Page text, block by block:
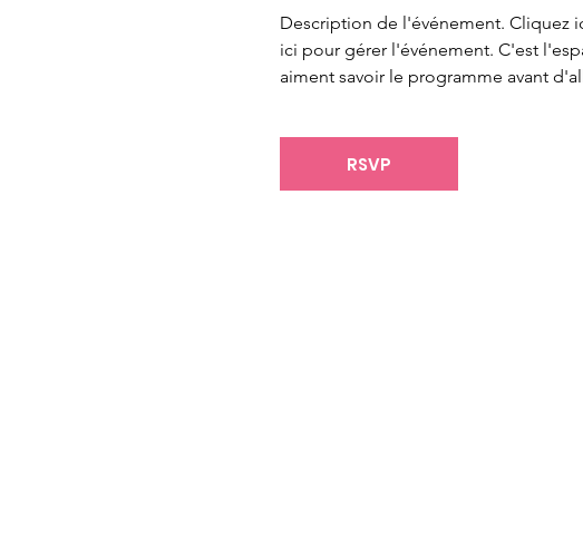
Description de l'événement. Cliquez
ici pour gérer l'événement. C'est
aiment savoir le programme avant
RSVP